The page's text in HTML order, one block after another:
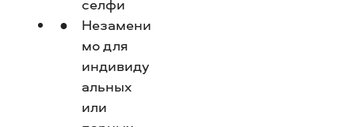
селфи
Незамени
мо для
индивиду
альных
или